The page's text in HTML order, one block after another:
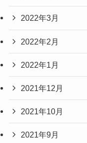
2022年3月
2022年2月
2022年1月
2021年12月
2021年10月
2021年9月